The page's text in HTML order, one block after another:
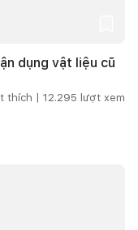
dụng vật liệu cũ
thích | 12.295 lượt xem